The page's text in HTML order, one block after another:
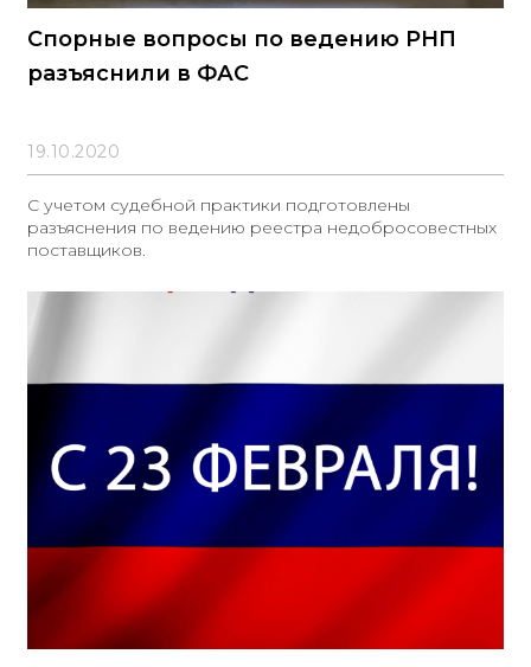
Спорные вопросы по ведению РНП
разъяснили в ФАС
19.10.2020
С учетом судебной практики подготовлены
разъяснения по ведению реестра недобросовестных
поставщиков.